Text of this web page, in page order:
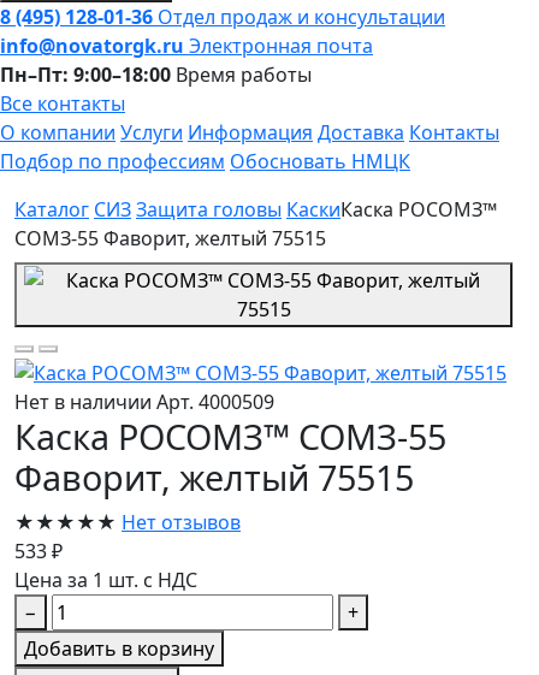
8 (495) 128-01-36 Отдел продаж и консультации
info@novatorgk.ru Электронная почта
Пн–Пт: 9:00–18:00 Время работы
Все контакты
О компании Услуги Информация Доставка Контакты
Подбор по профессиям Обосновать НМЦК
Каталог СИЗЗащита головы КаскиКаска РОСОМЗ™
СОМЗ-55 Фаворит, желтый 75515
Нет в наличии Арт. 4000509
Каска РОСОМЗ™ СОМЗ-55
Фаворит, желтый 75515
★★★★★ Нет отзывов
533 ₽
Цена за 1 шт. с НДС
−
+
Добавить в корзину